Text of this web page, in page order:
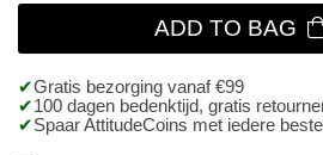
ADD TO BAG
Gratis bezorging vanaf €99
100 dagen bedenktijd, gratis
Spaar AttitudeCoins met iedere